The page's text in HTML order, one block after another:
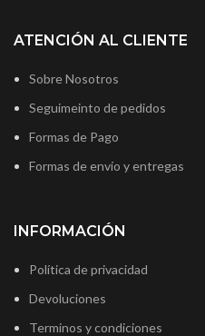
ATENCIÓN AL CLIENTE
Sobre Nosotros
Seguimeinto de pedidos
Formas de Pago
Formas de envío y entregas
INFORMACIÓN
Política de privacidad
Devoluciones
Terminos y condiciones